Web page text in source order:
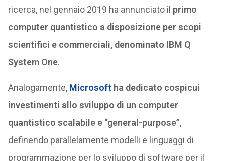
ricerca, nel gennaio 2019 ha annunciato il primo
computer quantistico a disposizione per scopi
scientifici e commerciali, denominato IBM Q
System One.
Analogamente, Microsoft ha dedicato cospicui
investimenti allo sviluppo di un computer
quantistico scalabile e “general-purpose”,
definendo parallelamente modelli e linguaggi di
programmazione per lo sviluppo di software per il